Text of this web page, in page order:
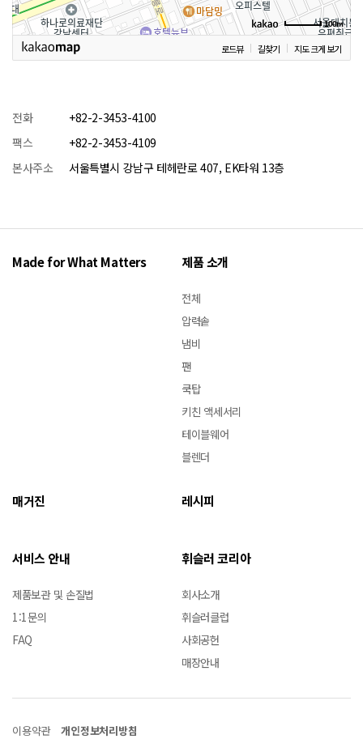
100m
로드뷰 길찾기 지도 크게 보기
전화
+82-2-3453-4100
팩스
+82-2-3453-4109
본사주소
서울특별시 강남구 테헤란로 407, EK타워 13층
Made for What Matters 제품 소개
전체
압력솥
냄비
팬
쿡탑
키친 액세서리
테이블웨어
블렌더
매거진 레시피
서비스 안내
제품보관 및 손질법
1:1문의
FAQ
휘슬러 코리아
회사소개
휘슬러클럽
사회공헌
매장안내
이용약관 개인정보처리방침